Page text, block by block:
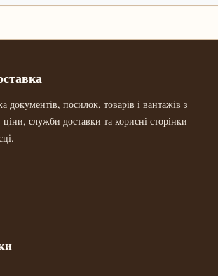
документів, посилок, товарів і вантажів з
служби доставки та корисні сторінки